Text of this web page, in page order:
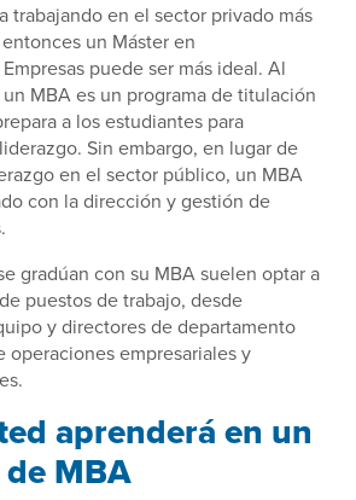
trabajando en el sector privado más
un Máster en
puede ser más ideal. Al
MBA es un programa de titulación
a los estudiantes para
Sin embargo, en lugar de
en el sector público, un MBA
con la dirección y gestión de
gradúan con su MBA suelen optar a
puestos de trabajo, desde
y directores de departamento
operaciones empresariales y
aprenderá en un
MBA